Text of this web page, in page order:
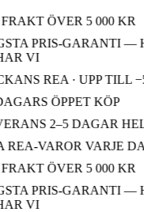
ÖVER 5 000 KR
PRIS-GARANTI —
VI
REA · UPP TILL
ÖPPET KÖP
2–5 DAGAR
VAROR VARJE
ÖVER 5 000 KR
PRIS-GARANTI —
VI